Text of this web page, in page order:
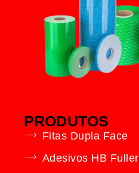
PRODUTOS
Fitas Dupla Face
Adesivos HB Fuller